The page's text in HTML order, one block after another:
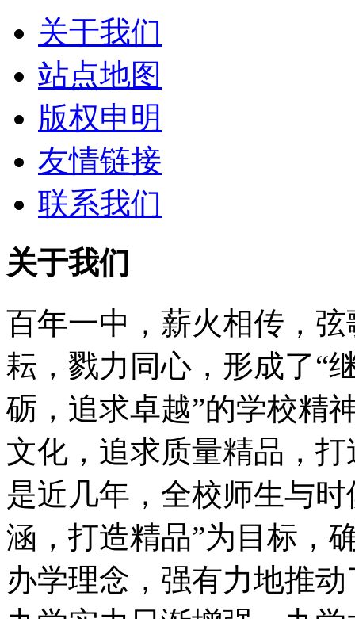
关于我们
站点地图
版权申明
友情链接
联系我们
关于我们
百年一中，薪火相传，
耘，戮力同心，形成了“
砺，追求卓越”的学校精
文化，追求质量精品，
是近几年，全校师生与
涵，打造精品”为目标，
办学理念，强有力地推